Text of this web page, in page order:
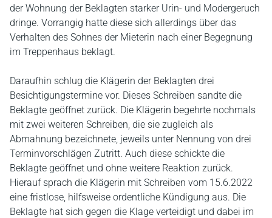
der Wohnung der Beklagten starker Urin- und Modergeruch
dringe. Vorrangig hatte diese sich allerdings über das
Verhalten des Sohnes der Mieterin nach einer Begegnung
im Treppenhaus beklagt.
Daraufhin schlug die Klägerin der Beklagten drei
Besichtigungstermine vor. Dieses Schreiben sandte die
Beklagte geöffnet zurück. Die Klägerin begehrte nochmals
mit zwei weiteren Schreiben, die sie zugleich als
Abmahnung bezeichnete, jeweils unter Nennung von drei
Terminvorschlägen Zutritt. Auch diese schickte die
Beklagte geöffnet und ohne weitere Reaktion zurück.
Hierauf sprach die Klägerin mit Schreiben vom 15.6.2022
eine fristlose, hilfsweise ordentliche Kündigung aus. Die
Beklagte hat sich gegen die Klage verteidigt und dabei im